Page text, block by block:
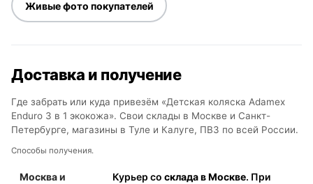
Живые фото покупателей
Доставка и получение
Где забрать или куда привезём «Детская коляска Adamex
Enduro 3 в 1 экокожа». Свои склады в Москве и Санкт-
Петербурге, магазины в Туле и Калуге, ПВЗ по всей России.
Способы получения.
Москва и
Курьер со склада в Москве. При